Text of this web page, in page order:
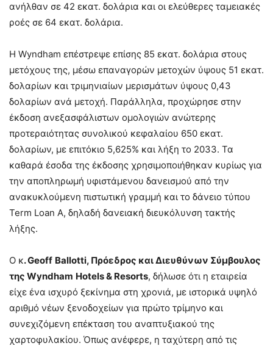
ανήλθαν σε 42 εκατ. δολάρια και οι ελεύθερες ταμειακές
ροές σε 64 εκατ. δολάρια.
Η Wyndham επέστρεψε επίσης 85 εκατ. δολάρια στους
μετόχους της, μέσω επαναγορών μετοχών ύψους 51 εκατ.
δολαρίων και τριμηνιαίων μερισμάτων ύψους 0,43
δολαρίων ανά μετοχή. Παράλληλα, προχώρησε στην
έκδοση ανεξασφάλιστων ομολογιών ανώτερης
προτεραιότητας συνολικού κεφαλαίου 650 εκατ.
δολαρίων, με επιτόκιο 5,625% και λήξη το 2033. Τα
καθαρά έσοδα της έκδοσης χρησιμοποιήθηκαν κυρίως για
την αποπληρωμή υφιστάμενου δανεισμού από την
ανακυκλούμενη πιστωτική γραμμή και το δάνειο τύπου
Term Loan A, δηλαδή δανειακή διευκόλυνση τακτής
λήξης.
Ο κ.Geoff Ballotti, Πρόεδρος και Διευθύνων Σύμβουλος
της Wyndham Hotels& Resorts, δήλωσε ότι η εταιρεία
είχε ένα ισχυρό ξεκίνημα στη χρονιά, με ιστορικά υψηλό
αριθμό νέων ξενοδοχείων για πρώτο τρίμηνο και
συνεχιζόμενη επέκταση του αναπτυξιακού της
χαρτοφυλακίου. Όπως ανέφερε, η ταχύτερη από τις